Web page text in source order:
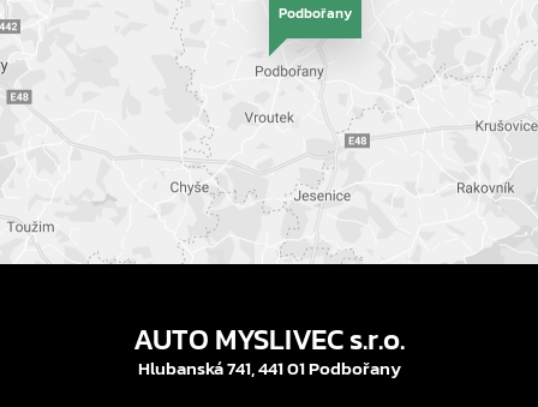
Podbořany
AUTO MYSLIVEC s.r.o.
Hlubanská 741, 441 01 Podbořany